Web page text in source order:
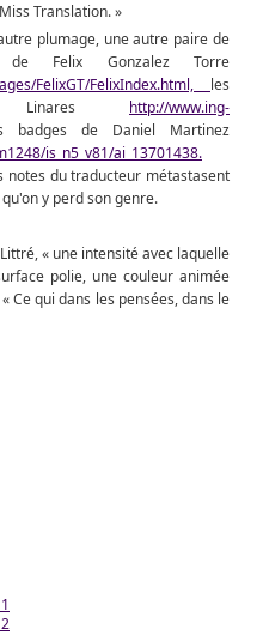
Translation. »
plumage, une autre paire de
Felix Gonzalez Torre
FelixGT/FelixIndex.html, les
Linares http://www.ing-
badges de Daniel Martinez
is_n5_v81/ai_13701438.
notes du traducteur métastasent
y perd son genre.
« une intensité avec laquelle
polie, une couleur animée
Ce qui dans les pensées, dans le